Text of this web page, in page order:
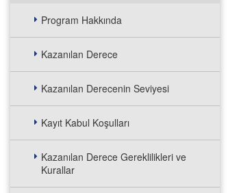
Program Hakkında
Kazanılan Derece
Kazanılan Derecenin Seviyesi
Kayıt Kabul Koşulları
Kazanılan Derece Gereklilikleri ve
Kurallar